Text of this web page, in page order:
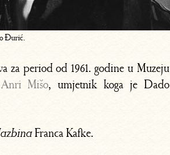
Đurić.
za period od 1961. godine u Muzeju
Anri Mišo, umjetnik koga je Dado
Franca Kafke.